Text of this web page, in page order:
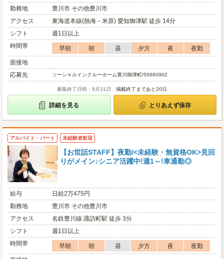
勤務地
豊川市 その他豊川市
アクセス
東海道本線(熱海－米原) 愛知御津駅 徒歩 14分
シフト
週1日以上
時間帯
早朝 朝 昼 夕方 夜
夜勤
面接地
応募先
ソーシャルインクルーホーム豊川御津町/50660902
募集終了日時：8月31日 掲載終了まであと20日
詳細を見る とりあえず保存
アルバイト・パート 未経験者歓迎
【お世話STAFF】夜勤/<未経験・無資格OK>見回
りがメイン♪シニア活躍中!週1～!車通勤◎
給与
日給2万475円
勤務地
豊川市 その他豊川市
アクセス
名鉄豊川線 諏訪町駅 徒歩 3分
シフト
週1日以上
時間帯
早朝 朝 昼 夕方 夜
夜勤